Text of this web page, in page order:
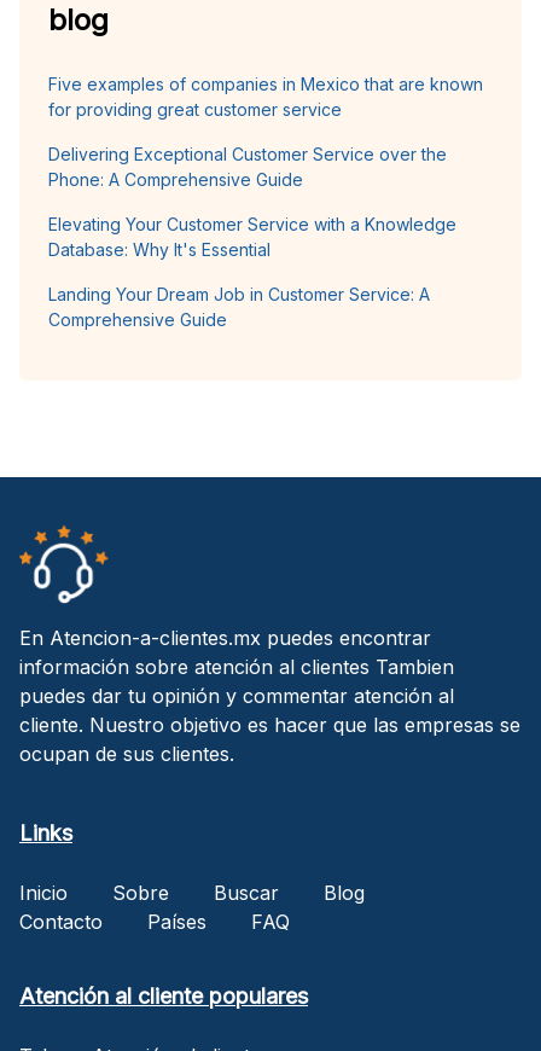
blog
Five examples of companies in Mexico that are known
for providing great customer service
Delivering Exceptional Customer Service over the
Phone: A Comprehensive Guide
Elevating Your Customer Service with a Knowledge
Database: Why It's Essential
Landing Your Dream Job in Customer Service: A
Comprehensive Guide
En Atencion-a-clientes.mx puedes encontrar
información sobre atención al clientes Tambien
puedes dar tu opinión y commentar atención al
cliente. Nuestro objetivo es hacer que las empresas se
ocupan de sus clientes.
Links
Inicio Sobre Buscar
Blog
Contacto
Países FAQ
Atención al cliente populares